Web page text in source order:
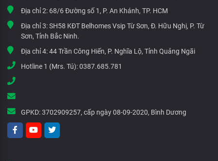
Địa chỉ 2: 68/6 Đường số 1, P. An Khánh, TP. HCM
Địa chỉ 3:SH58 KĐT Belhomes Vsip Từ Sơn, Đ. Hữu Nghị, P. Từ
Sơn, Tỉnh Bắc Ninh.
Địa chỉ 4:44 Trần Công Hiến, P. Nghĩa Lộ, Tỉnh Quảng Ngãi
Hotline 1 (Mrs. Tú):0387.685.781
GPKD:3702909257, cấp ngày 08-09-2020, Bình Dương